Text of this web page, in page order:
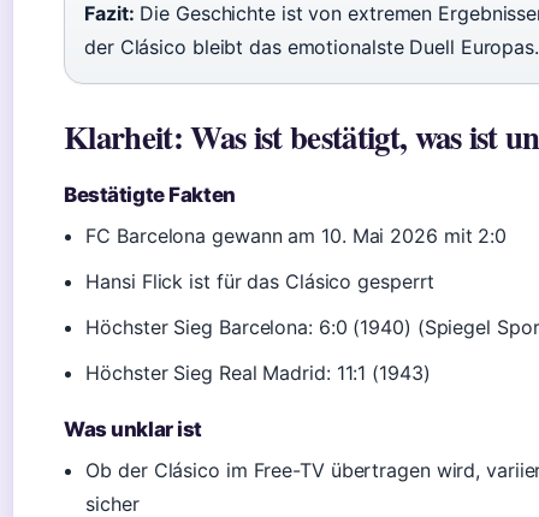
Fazit: Die Geschichte ist von extremen
der Clásico bleibt das emotionalste Duell Europas.
Klarheit: Was ist bestätigt, was ist
Bestätigte Fakten
FC Barcelona gewann am 10. Mai 2026 mit 2:0
Hansi Flick ist für das Clásico gesperrt
Höchster Sieg Barcelona: 6:0 (1940) (Spiegel
Höchster Sieg Real Madrid: 11:1 (1943)
Was unklar ist
Ob der Clásico im Free-TV übertragen wird,
sicher